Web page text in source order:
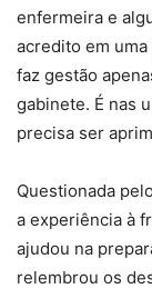
enfermeira e
acredito em
faz gestão
gabinete. É nas
precisa ser
Questionada
a experiência à
ajudou na
relembrou os